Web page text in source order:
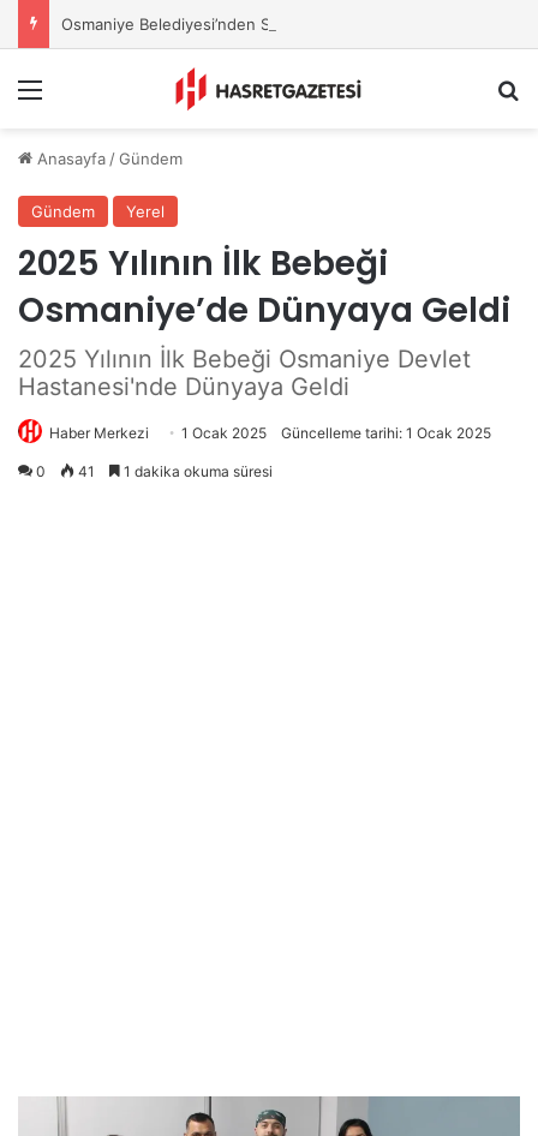
Osmaniye Belediyesi’nden Sahte Aramalara Kritik Uyarı
Anasayfa /Gündem
Gündem Yerel
2025 Yılının İlk Bebeği
Osmaniye’de Dünyaya Geldi
2025 Yılının İlk Bebeği Osmaniye Devlet
Hastanesi'nde Dünyaya Geldi
Haber Merkezi 1 Ocak 2025 Güncelleme tarihi: 1 Ocak 2025
0 41 1 dakika okuma süresi